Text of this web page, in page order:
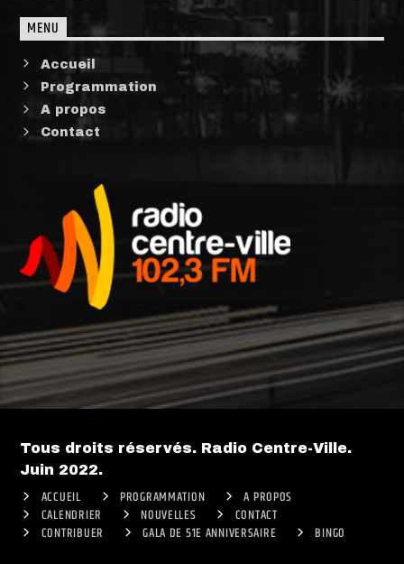
MENU
Accueil
Programmation
A propos
Contact
Tous droits réservés. Radio Centre-Ville.
Juin 2022.
ACCUEIL PROGRAMMATION
A PROPOS
CALENDRIER
NOUVELLES
CONTACT
CONTRIBUER
GALA DE 51E ANNIVERSAIRE BINGO